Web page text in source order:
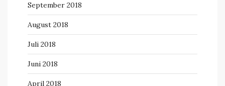
September 2018
August 2018
Juli 2018
Juni 2018
April 2018